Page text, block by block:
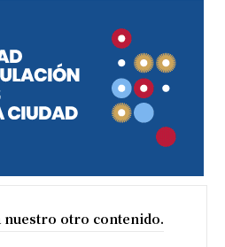
nuestro otro contenido.